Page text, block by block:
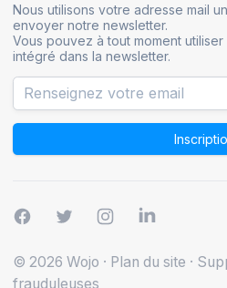
Nous utilisons votre adresse mail
envoyer notre newsletter.
Vous pouvez à tout moment
intégré dans la newsletter.
© 2026 Wojo · Plan du site ·
frauduleuses